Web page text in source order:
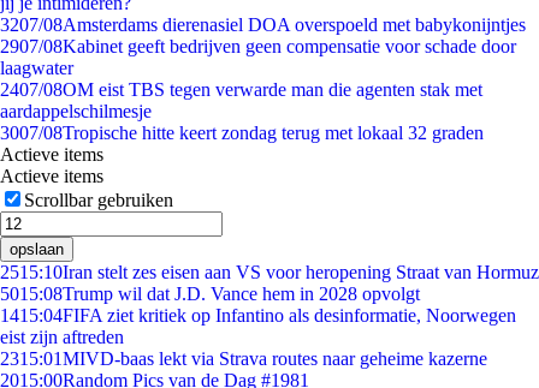
3207/08Amsterdams dierenasiel DOA overspoeld met babykonijntjes
2907/08Kabinet geeft bedrijven geen compensatie voor schade door
laagwater
2407/08OM eist TBS tegen verwarde man die agenten stak met
aardappelschilmesje
3007/08Tropische hitte keert zondag terug met lokaal 32 graden
Actieve items
Actieve items
Scrollbar gebruiken
opslaan
2515:10Iran stelt zes eisen aan VS voor heropening Straat van Hormuz
5015:08Trump wil dat J.D. Vance hem in 2028 opvolgt
1415:04FIFA ziet kritiek op Infantino als desinformatie, Noorwegen
eist zijn aftreden
2315:01MIVD-baas lekt via Strava routes naar geheime kazerne
2015:00Random Pics van de Dag #1981